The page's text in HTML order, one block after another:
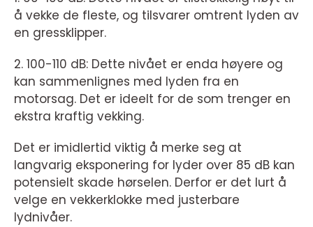
å vekke de fleste, og tilsvarer omtrent lyden av
en gressklipper.
2. 100-110 dB: Dette nivået er enda høyere og
kan sammenlignes med lyden fra en
motorsag. Det er ideelt for de som trenger en
ekstra kraftig vekking.
Det er imidlertid viktig å merke seg at
langvarig eksponering for lyder over 85 dB kan
potensielt skade hørselen. Derfor er det lurt å
velge en vekkerklokke med justerbare
lydnivåer.